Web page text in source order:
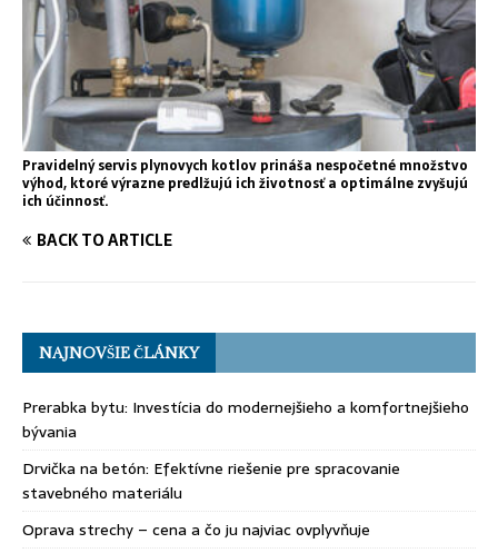
Pravidelný servis plynovych kotlov prináša nespočetné množstvo
výhod, ktoré výrazne predlžujú ich životnosť a optimálne zvyšujú
ich účinnosť.
BACK TO ARTICLE
NAJNOVŠIE ČLÁNKY
Prerabka bytu: Investícia do modernejšieho a komfortnejšieho
bývania
Drvička na betón: Efektívne riešenie pre spracovanie
stavebného materiálu
Oprava strechy – cena a čo ju najviac ovplyvňuje